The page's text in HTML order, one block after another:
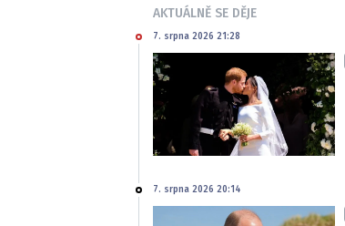
AKTUÁLNĚ SE DĚJE
7. srpna 2026 21:28
7. srpna 2026 20:14